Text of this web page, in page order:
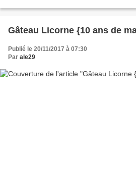
Gâteau Licorne {10 ans de
Publié le 20/11/2017 à 07:30
Par ale29